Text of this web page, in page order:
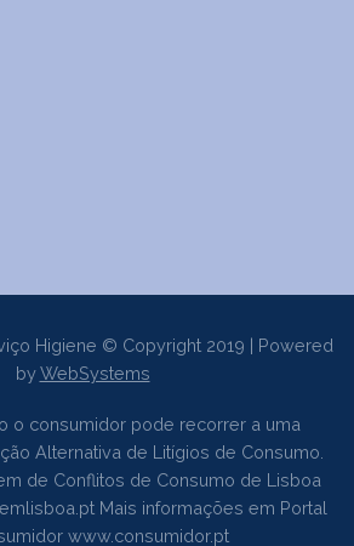
Higiene © Copyright 2019 | Powered
byWebSystems
o consumidor pode recorrer a uma
Alternativa de Litígios de Consumo.
de Conflitos de Consumo de Lisboa
Mais informações em Portal
www.consumidor.pt